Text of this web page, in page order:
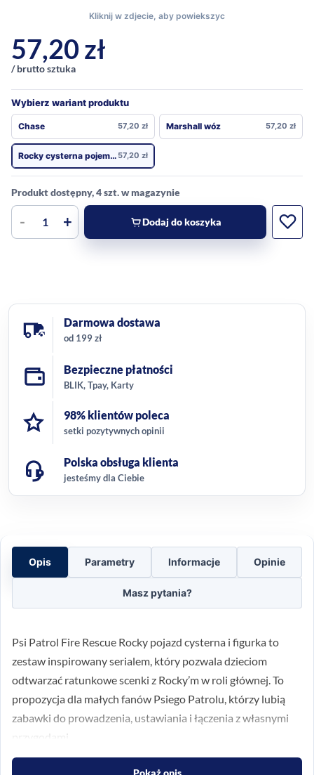
57,20zł
/ brutto sztuka
Wybierz wariant produktu
Chase 57,20 zł Marshall wóz 57,20 zł
Rocky cysterna pojemnikiem 57,20 zł
Produkt dostępny, 4 szt. w magazynie
- + Dodaj do koszyka
Darmowa dostawa
od 199 zł
Bezpieczne płatności
BLIK, Tpay, Karty
98% klientów poleca
setki pozytywnych opinii
Polska obsługa klienta
jesteśmy dla Ciebie
Opis Parametry Informacje Opinie
Masz pytania?
Psi Patrol Fire Rescue Rocky pojazd cysterna i figurka to
zestaw inspirowany serialem, który pozwala dzieciom
odtwarzać ratunkowe scenki z Rocky’m w roli głównej. To
propozycja dla małych fanów Psiego Patrolu, którzy lubią
zabawki do prowadzenia, ustawiania i łączenia z własnymi
przygodami.
Pojazd cysterny z ruchem na
Pokaż opis